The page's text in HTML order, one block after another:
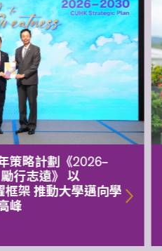
策略計劃《2026‒
行志遠》 以
框架 推動大學邁向學
峰